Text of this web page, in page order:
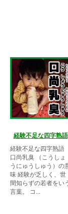
経験不足な四字熟語
経験不足な四字熟語
口尚乳臭 （こうしょ
うにゅうしゅう）の
味 経験が乏しく、世
間知らずの若者をい
言葉。 コ...